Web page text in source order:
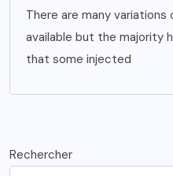
There are many
available but the majority
that some injected
Rechercher